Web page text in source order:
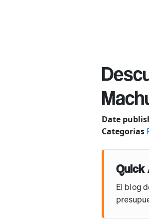
Date
Categorias
Quick
El blog